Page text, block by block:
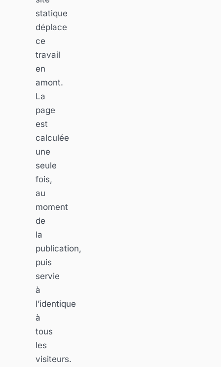
statique
déplace
ce
travail
en
amont.
La
page
est
calculée
une
seule
fois,
au
moment
de
la
publication,
puis
servie
à
l’identique
à
tous
les
visiteurs.